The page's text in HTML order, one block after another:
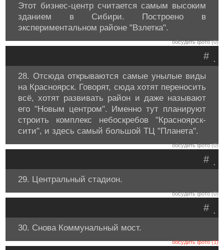
Этот бизнес-центр считается самым высоким
зданием в Сибири. Построено в
экспериментальном районе "Взлетка".
обсудить фото (0)
.
#
28. Отсюда открываются самые унылые виды
на Красноярск. Говорят, сюда хотят переносить
всё, хотят развивать район и даже называют
его "Новым центром". Именно тут планируют
строить комплекс небоскребов "Красноярск-
сити", и здесь самый большой ТЦ "Планета".
обсудить фото (0)
.
#
29. Центральный стадион.
обсудить фото (0)
.
#
30. Снова Коммунальный мост.
обсудить фото (1)